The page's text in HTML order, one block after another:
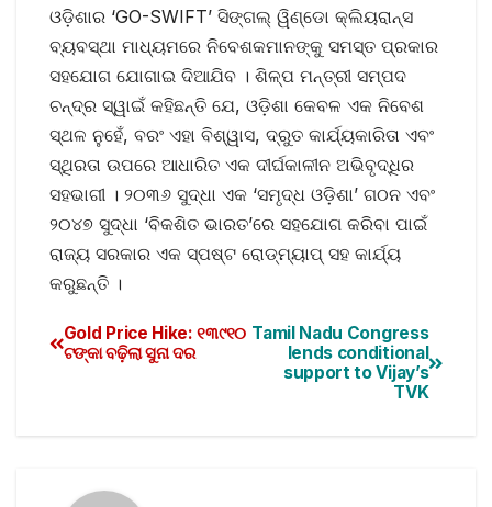
ଓଡ଼ିଶାର ‘GO-SWIFT’ ସିଙ୍ଗଲ୍ ୱିଣ୍ଡୋ କ୍ଲିୟରାନ୍ସ
ବ୍ୟବସ୍ଥା ମାଧ୍ୟମରେ ନିବେଶକମାନଙ୍କୁ ସମସ୍ତ ପ୍ରକାର
ସହଯୋଗ ଯୋଗାଇ ଦିଆଯିବ । ଶିଳ୍ପ ମନ୍ତ୍ରୀ ସମ୍ପଦ
ଚନ୍ଦ୍ର ସ୍ୱାଇଁ କହିଛନ୍ତି ଯେ, ଓଡ଼ିଶା କେବଳ ଏକ ନିବେଶ
ସ୍ଥଳ ନୁହେଁ, ବରଂ ଏହା ବିଶ୍ୱାସ, ଦ୍ରୁତ କାର୍ଯ୍ୟକାରିତା ଏବଂ
ସ୍ଥିରତା ଉପରେ ଆଧାରିତ ଏକ ଦୀର୍ଘକାଳୀନ ଅଭିବୃଦ୍ଧିର
ସହଭାଗୀ । ୨୦୩୬ ସୁଦ୍ଧା ଏକ ‘ସମୃଦ୍ଧ ଓଡ଼ିଶା’ ଗଠନ ଏବଂ
୨୦୪୭ ସୁଦ୍ଧା ‘ବିକଶିତ ଭାରତ’ରେ ସହଯୋଗ କରିବା ପାଇଁ
ରାଜ୍ୟ ସରକାର ଏକ ସ୍ପଷ୍ଟ ରୋଡ୍‌ମ୍ୟାପ୍ ସହ କାର୍ଯ୍ୟ
କରୁଛନ୍ତି ।
Tamil Nadu Congress
lends conditional
support to Vijay’s
TVK
Gold Price Hike: ୧୩୯୧୦
ଟଙ୍କା ବଢ଼ିଲା ସୁନା ଦର